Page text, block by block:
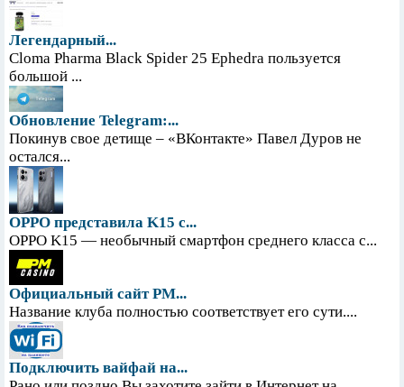
Легендарный...
Cloma Pharma Black Spider 25 Ephedra пользуется
большой ...
Обновление Telegram:...
Покинув свое детище – «ВКонтакте» Павел Дуров не
остался...
OPPO представила K15 с...
OPPO K15 — необычный смартфон среднего класса с...
Официальный сайт PM...
Название клуба полностью соответствует его сути....
Подключить вайфай на...